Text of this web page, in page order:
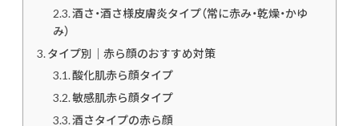
酒さ・酒さ様皮膚炎タイプ（常に赤み・乾燥・かゆ
み）
タイプ別｜赤ら顔のおすすめ対策
酸化肌赤ら顔タイプ
敏感肌赤ら顔タイプ
酒さタイプの赤ら顔